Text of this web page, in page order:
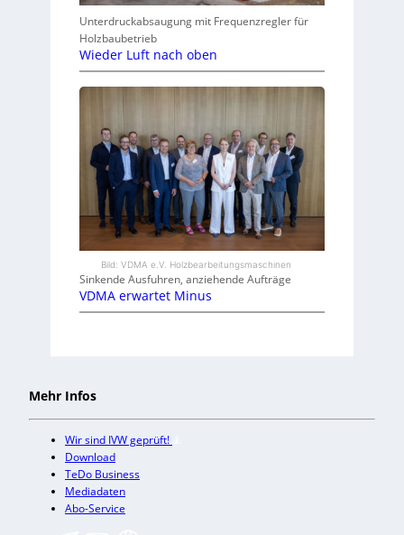
Unterdruckabsaugung mit Frequenzregler für
Holzbaubetrieb
Wieder Luft nach oben
Bild: VDMA e.V. Holzbearbeitungsmaschinen
Sinkende Ausfuhren, anziehende Aufträge
VDMA erwartet Minus
Mehr Infos
Wir sind IVW geprüft!
Download
TeDo Business
Mediadaten
Abo-Service